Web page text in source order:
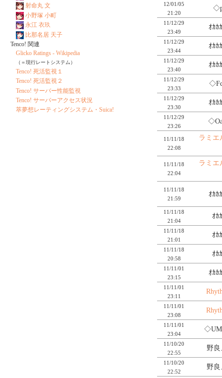
12/01/05
21:20
11/12/29
23:49
ｵｶｶ
11/12/29
23:44
ｵｶｶ
11/12/29
23:40
ｵｶｶ
11/12/29
23:33
11/12/29
23:30
ｵｶｶ
11/12/29
23:26
11/11/18
22:08
ラミエ
11/11/18
22:04
ラミエ
11/11/18
21:59
ｵｶｶ
11/11/18
21:04
ｵｶ
11/11/18
21:01
ｵｶ
11/11/18
20:58
ｵｶ
11/11/01
23:15
ｵｶｶ
11/11/01
23:11
11/11/01
23:08
11/11/01
23:04
11/10/20
22:55
野
11/10/20
22:52
野
射命丸 文
小野塚 小町
永江 衣玖
比那名居 天子
Tenco! 関連
Glicko Ratings - Wikipedia
（＝現行レートシステム）
Tenco! 死活監視１
Tenco! 死活監視２
Tenco! サーバー性能監視
Tenco! サーバーアクセス状況
萃夢想レーティングシステム・Suica!